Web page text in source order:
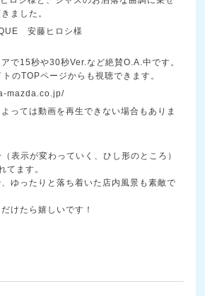
ました。
安藤ヒロシ様
で15秒や30秒Ver.など絶賛O.A.中です。
のTOPページからも視聴できます。
mazda.co.jp/
っては動画を再生できない場合もありま
表示が変わっていく、ひし形のところ）
てます。
ゆったりと落ち着いた店内風景も素敵で
けたら嬉しいです！